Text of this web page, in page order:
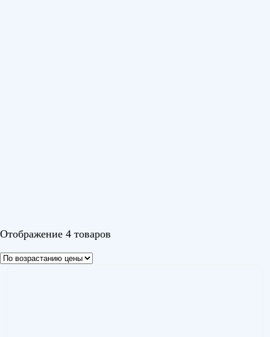
Отображение 4 товаров